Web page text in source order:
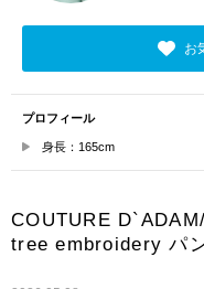
お
プロフィール
身長：165cm
COUTURE
tree embroidery パ